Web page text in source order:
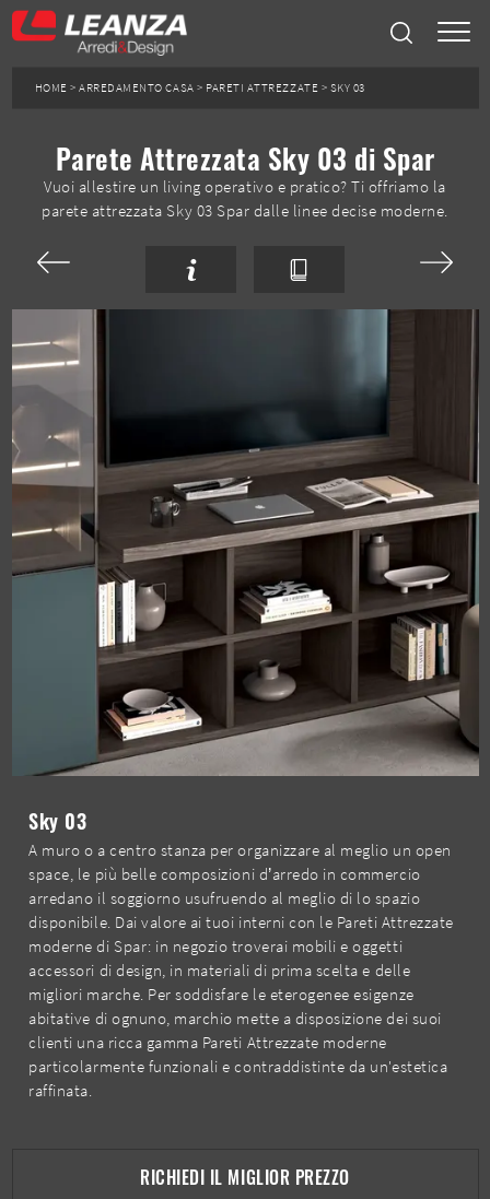
HOME >ARREDAMENTO CASA > PARETI ATTREZZATE > SKY 03
Parete Attrezzata Sky 03 di Spar
Vuoi allestire un living operativo e pratico? Ti offriamo la
parete attrezzata Sky 03 Spar dalle linee decise moderne.
RICHIEDI IL MIGLIOR PREZZO
Sky 03
A muro o a centro stanza per organizzare al meglio un open
space, le più belle composizioni d’arredo in commercio
arredano il soggiorno usufruendo al meglio di lo spazio
disponibile. Dai valore ai tuoi interni con le Pareti Attrezzate
moderne di Spar: in negozio troverai mobili e oggetti
accessori di design, in materiali di prima scelta e delle
migliori marche. Per soddisfare le eterogenee esigenze
abitative di ognuno, marchio mette a disposizione dei suoi
clienti una ricca gamma Pareti Attrezzate moderne
particolarmente funzionali e contraddistinte da un'estetica
raffinata.